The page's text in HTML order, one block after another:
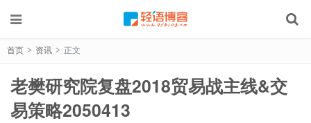
首页 > 资讯 > 正文
老樊研究院复盘2018贸易战主线&交
易策略2050413